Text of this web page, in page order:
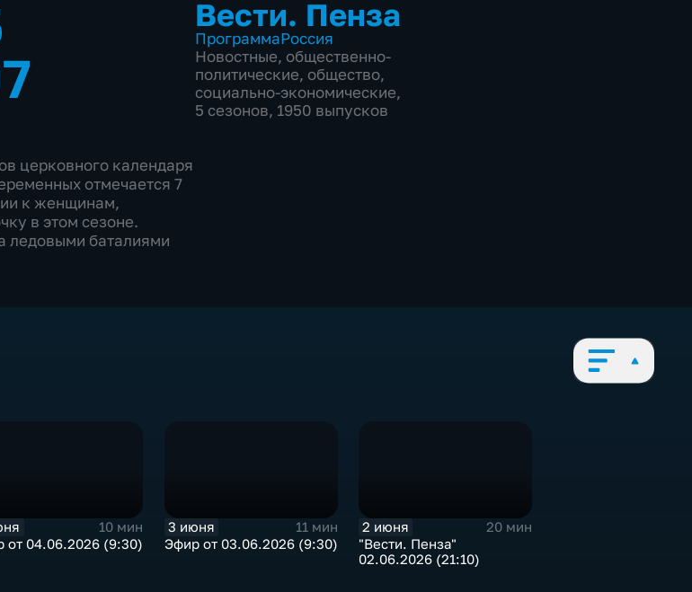
церковного календаря
отмечается 7
к женщинам,
в этом сезоне.
ледовыми баталиями
Вести. Пенза
ПрограммаРоссия
Новостные, общественно-
политические, общество,
социально-экономические,
5 сезонов, 1950 выпусков
10 мин
от 04.06.2026 (9:30)
3 июня
11 мин
Эфир от 03.06.2026 (9:30)
2 июня
20 мин
"Вести. Пенза"
02.06.2026 (21:10)